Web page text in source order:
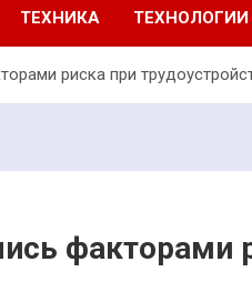
ТЕХНИКА ТЕХНОЛОГИИ
риска при
факторами